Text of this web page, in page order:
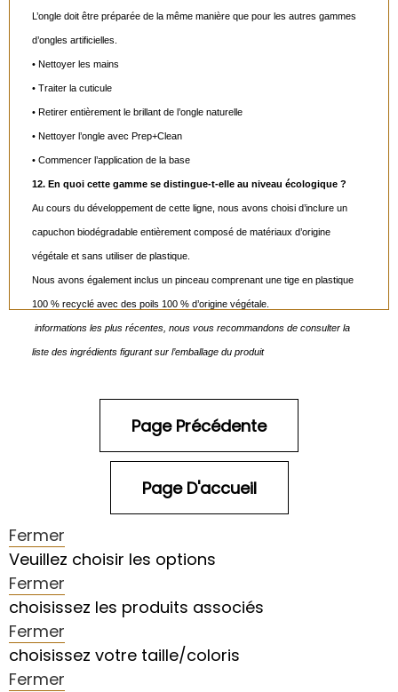
L’ongle doit être préparée de la même manière que pour les autres gammes
d’ongles artificielles.
• Nettoyer les mains
• Traiter la cuticule
• Retirer entièrement le brillant de l’ongle naturelle
• Nettoyer l’ongle avec Prep+Clean
• Commencer l’application de la base
12. En quoi cette gamme se distingue-t-elle au niveau écologique ?
Au cours du développement de cette ligne, nous avons choisi d’inclure un
capuchon biodégradable entièrement composé de matériaux d’origine
végétale et sans utiliser de plastique.
Nous avons également inclus un pinceau comprenant une tige en plastique
100 % recyclé avec des poils 100 % d’origine végétale.
informations les plus récentes, nous vous recommandons de consulter la
liste des ingrédients figurant sur l’emballage du produit
Fermer
Veuillez choisir les options
Fermer
choisissez les produits associés
Fermer
choisissez votre taille/coloris
Fermer